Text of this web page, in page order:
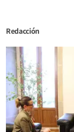
Redacción